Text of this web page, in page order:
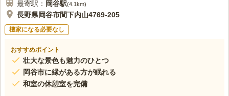
最寄駅： 岡谷駅(4.1km)
長野県岡谷市間下内山4769-205
檀家になる必要なし
おすすめポイント
壮大な景色も魅力のひとつ
岡谷市に縁がある方が眠れる
和室の休憩室を完備